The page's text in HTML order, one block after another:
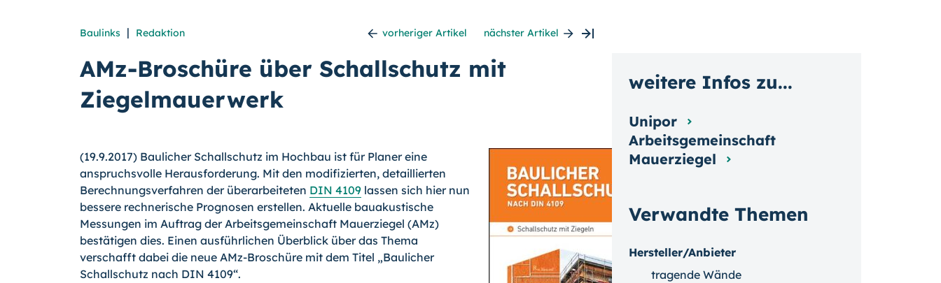
Baulinks | Redaktion vorheriger Artikel nächster Artikel
AMz-Broschüre über Schallschutz mit
Ziegelmauerwerk
(19.9.2017) Baulicher Schallschutz im Hochbau ist für Planer eine
anspruchsvolle Herausforderung. Mit den modifizierten, detaillierten
Berechnungsverfahren der überarbeiteten DIN 4109 lassen sich hier nun
bessere rechnerische Prognosen erstellen. Aktuelle bauakustische
Messungen im Auftrag der Arbeitsgemeinschaft Mauerziegel (AMz)
bestätigen dies. Einen ausführlichen Überblick über das Thema
verschafft dabei die neue AMz-Broschüre mit dem Titel „Baulicher
Schallschutz nach DIN 4109“.
Verwandte Themen
Hersteller/Anbieter
tragende Wände
weitere Infos zu...
Unipor
Arbeitsgemeinschaft
Mauerziegel